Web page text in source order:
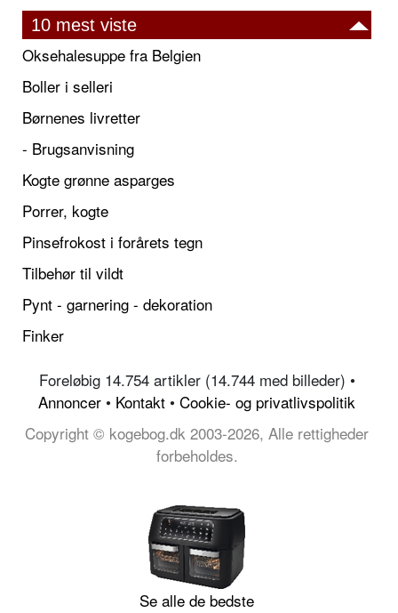
10 mest viste
Oksehalesuppe fra Belgien
Boller i selleri
Børnenes livretter
- Brugsanvisning
Kogte grønne asparges
Porrer, kogte
Pinsefrokost i forårets tegn
Tilbehør til vildt
Pynt - garnering - dekoration
Finker
Foreløbig 14.754 artikler (14.744 med billeder) •
Annoncer • Kontakt • Cookie- og privatlivspolitik
Copyright © kogebog.dk 2003-2026, Alle rettigheder
forbeholdes.
Se alle de bedste